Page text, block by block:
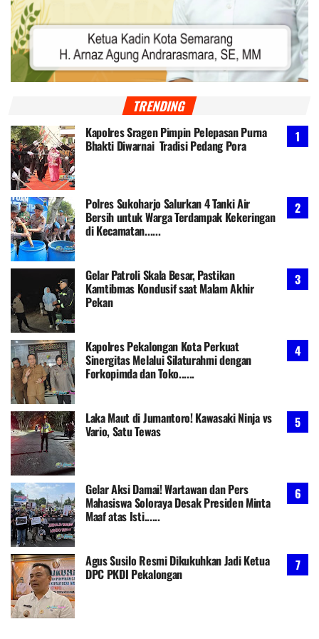
TRENDING
Kapolres Sragen Pimpin Pelepasan Purna
Bhakti Diwarnai Tradisi Pedang Pora
Polres Sukoharjo Salurkan 4 Tanki Air
Bersih untuk Warga Terdampak Kekeringan
di Kecamatan......
Gelar Patroli Skala Besar, Pastikan
Kamtibmas Kondusif saat Malam Akhir
Pekan
Kapolres Pekalongan Kota Perkuat
Sinergitas Melalui Silaturahmi dengan
Forkopimda dan Toko......
Laka Maut di Jumantoro! Kawasaki Ninja vs
Vario, Satu Tewas
Gelar Aksi Damai! Wartawan dan Pers
Mahasiswa Soloraya Desak Presiden Minta
Maaf atas Isti......
Agus Susilo Resmi Dikukuhkan Jadi Ketua
DPC PKDI Pekalongan